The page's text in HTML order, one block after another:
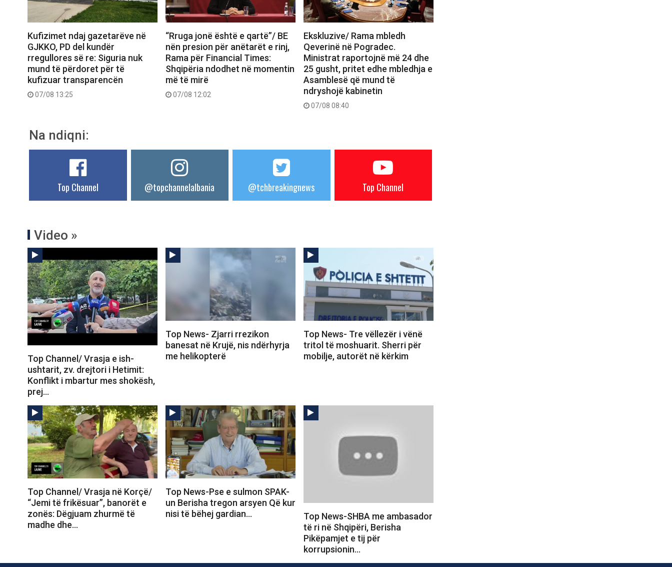
Kufizimet ndaj gazetarëve në
GJKKO, PD del kundër
rregullores së re: Siguria nuk
mund të përdoret për të
kufizuar transparencën
07/08 13:25
“Rruga jonë është e qartë”/ BE
nën presion për anëtarët e rinj,
Rama për Financial Times:
Shqipëria ndodhet në momentin
më të mirë
07/08 12:02
Ekskluzive/ Rama mbledh
Qeverinë në Pogradec.
Ministrat raportojnë më 24 dhe
25 gusht, pritet edhe mbledhja e
Asamblesë që mund të
ndryshojë kabinetin
07/08 08:40
Na ndiqni:
Top Channel @topchannelalbania @tchbreakingnews Top Channel
Video »
Top Channel/ Vrasja e ish-
ushtarit, zv. drejtori i Hetimit:
Konflikt i mbartur mes shokësh,
prej…
Top News- Zjarri rrezikon
banesat në Krujë, nis ndërhyrja
me helikopterë
Top News- Tre vëllezër i vënë
tritol të moshuarit. Sherri për
mobilje, autorët në kërkim
Top Channel/ Vrasja në Korçë/
“Jemi të frikësuar”, banorët e
zonës: Dëgjuam zhurmë të
madhe dhe…
Top News-Pse e sulmon SPAK-
un Berisha tregon arsyen Që kur
nisi të bëhej gardian…
Top News-SHBA me ambasador
të ri në Shqipëri, Berisha
Pikëpamjet e tij për
korrupsionin…